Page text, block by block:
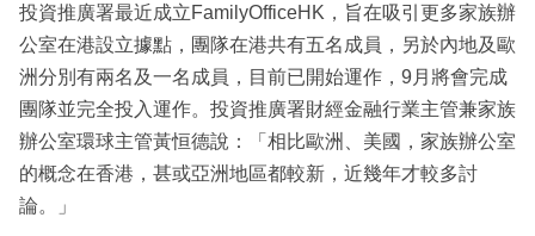
投資推廣署最近成立FamilyOfficeHK，旨在吸引更多家族辦
公室在港設立據點，團隊在港共有五名成員，另於內地及歐
洲分別有兩名及一名成員，目前已開始運作，9月將會完成
團隊並完全投入運作。投資推廣署財經金融行業主管兼家族
辦公室環球主管黃恒德說：「相比歐洲、美國，家族辦公室
的概念在香港，甚或亞洲地區都較新，近幾年才較多討
論。」